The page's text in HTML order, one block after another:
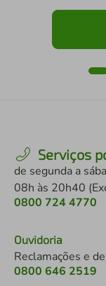
Serviços
de segunda a
08h às 20h40
0800 724 4770
Ouvidoria
Reclamações e
0800 646 2519